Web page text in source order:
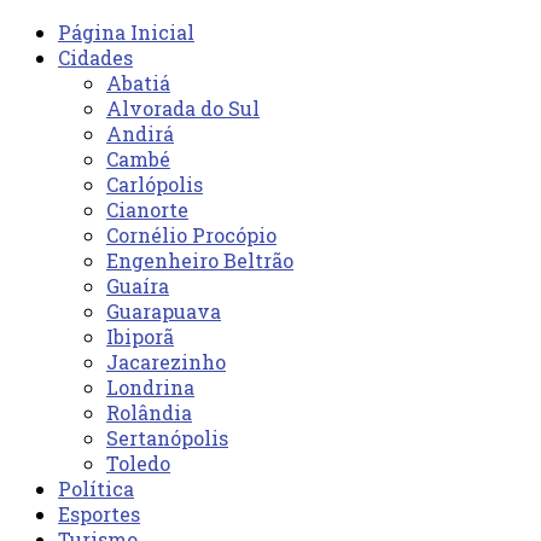
Página Inicial
Cidades
Abatiá
Alvorada do Sul
Andirá
Cambé
Carlópolis
Cianorte
Cornélio Procópio
Engenheiro Beltrão
Guaíra
Guarapuava
Ibiporã
Jacarezinho
Londrina
Rolândia
Sertanópolis
Toledo
Política
Esportes